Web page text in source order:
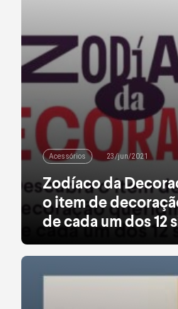
Acessórios 23/jun/2021
Zodíaco da
o item de
de cada um dos 12
De Áries à Peixes, de Aquário
à Leão, não existe no
semelhanças, porém, param
acessórios de décor que